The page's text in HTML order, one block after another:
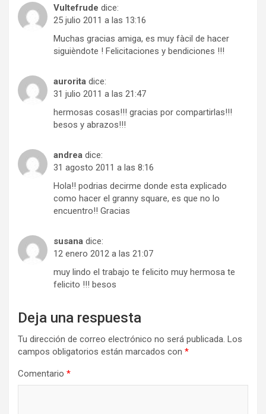
Vultefrude dice:
25 julio 2011 a las 13:16
Muchas gracias amiga, es muy fàcil de hacer
siguièndote ! Felicitaciones y bendiciones !!!
aurorita dice:
31 julio 2011 a las 21:47
hermosas cosas!!! gracias por compartirlas!!!
besos y abrazos!!!
andrea dice:
31 agosto 2011 a las 8:16
Hola!! podrias decirme donde esta explicado
como hacer el granny square, es que no lo
encuentro!! Gracias
susana dice:
12 enero 2012 a las 21:07
muy lindo el trabajo te felicito muy hermosa te
felicito !!! besos
Deja una respuesta
Tu dirección de correo electrónico no será publicada. Los
campos obligatorios están marcados con *
Comentario *